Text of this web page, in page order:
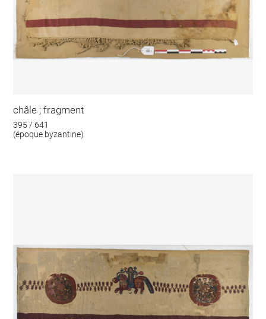
châle ; fragment
395 / 641
(époque byzantine)